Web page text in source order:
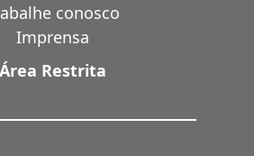
conosco
Imprensa
Área Restrita